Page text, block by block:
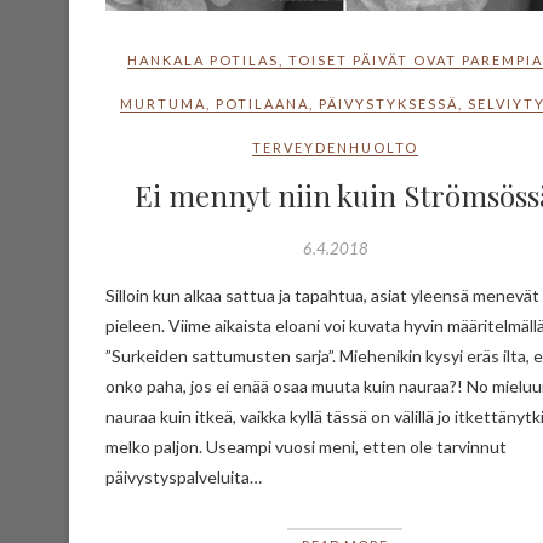
HANKALA POTILAS ,TOISET PÄIVÄT OVAT PAREMPIA
MURTUMA POTILAANA PÄIVYSTYKSESSÄ ,
TERVEYDENHUOLTO
Ei mennyt niin kuin
6.4.2018
Silloin kun alkaa sattua ja tapahtua, asiat yleensä menevät
pieleen. Viime aikaista eloani voi kuvata hyvin määritelmällä
”Surkeiden sattumusten sarja”. Miehenikin kysyi eräs ilta,
onko paha, jos ei enää osaa muuta kuin nauraa?! No
nauraa kuin itkeä, vaikka kyllä tässä on välillä jo
melko paljon. Useampi vuosi meni, etten ole tarvinnut
päivystyspalveluita…